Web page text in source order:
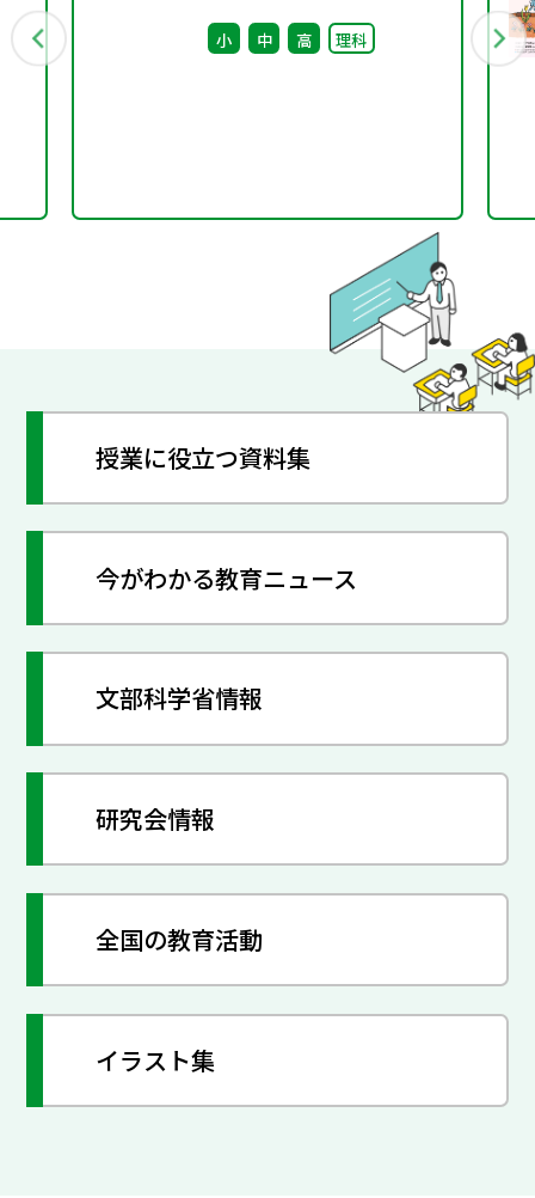
回） 配付資料 ※算
数・数学ワーキンググル
小 中 高 理科
授業に役立つ資料集
今がわかる教育ニュース
文部科学省情報
研究会情報
全国の教育活動
イラスト集